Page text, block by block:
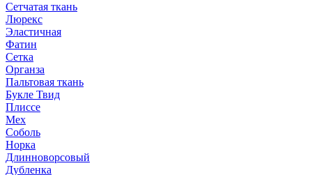
Сетчатая ткань
Люрекс
Эластичная
Фатин
Сетка
Органза
Пальтовая ткань
Букле Твид
Плиссе
Мех
Соболь
Норка
Длинноворсовый
Дубленка